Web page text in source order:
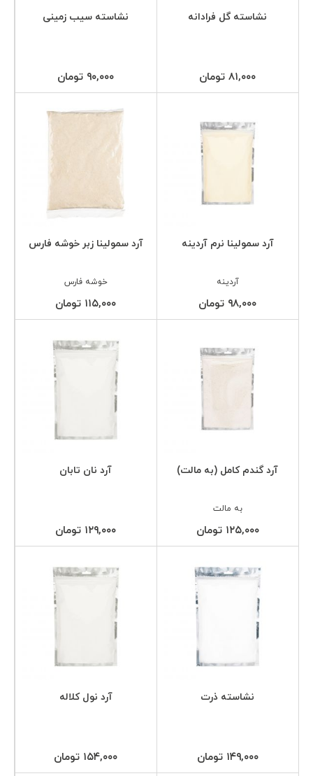
نشاسته گل فرادانه
۸۱,۰۰۰ تومان
نشاسته سیب زمینی
۹۰,۰۰۰ تومان
آرد سمولینا نرم آردینه
آردینه
۹۸,۰۰۰ تومان
آرد سمولینا زبر خوشه فارس
خوشه فارس
۱۱۵,۰۰۰ تومان
آرد گندم کامل (به مالت)
به مالت
۱۲۵,۰۰۰ تومان
آرد نان تابان
۱۲۹,۰۰۰ تومان
نشاسته ذرت
۱۴۹,۰۰۰ تومان
آرد نول کلاله
۱۵۴,۰۰۰ تومان